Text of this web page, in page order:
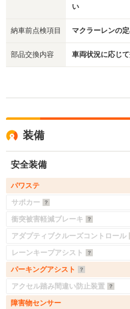
い
納車前点検項目 マクラーレンの
部品交換内容 車両状況に応じ
装備
安全装備
パワステ
サポカー
衝突被害軽減ブレーキ
アダプティブクルーズコントロール
レーンキープアシスト
パーキングアシスト
アクセル踏み間違い防止装置
障害物センサー
いいえ